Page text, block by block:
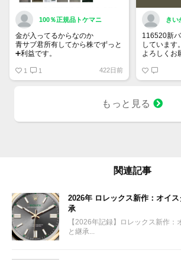
100％正規品トケマニ
金が入ってるからなのか
青サブ君所有してから株でずっと
➕利益です。
銘柄番号7932 ニッピ
1 1 422日前
きい
116520新
しています。
よろしくお
もっと見る
関連記事
2026年 ロレックス新作：オイ
承
【2026年記録】ロレックス新作
と継承...